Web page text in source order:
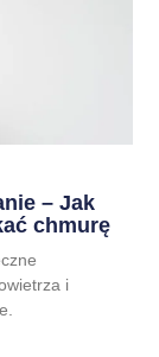
– Jak
chmurę
i